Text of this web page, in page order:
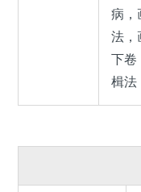
病，
法，
下卷
楫法